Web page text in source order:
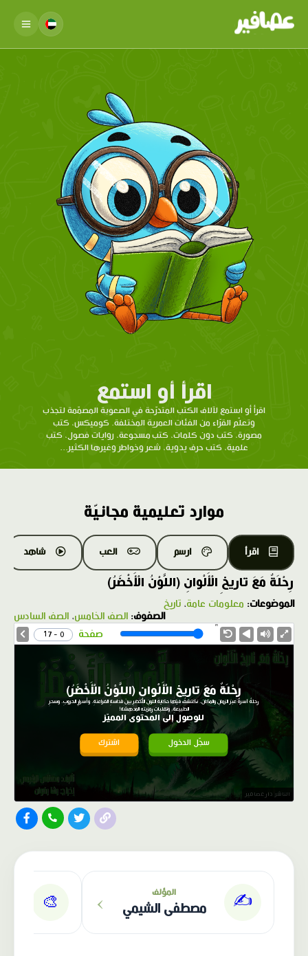
اقرأ أو استمع
اقرأ أو استمع لآلاف الكتب المتدرّحة في الصعوبة المصمّمة لتجذب
وتعلّم القرّاء من الفئات العمرية المختلفة. كوميكس، كتب
مصورة، كتب دون كلمات، كتب مسجوعة، روايات فصول، كتب
علمية، كتب حرف يدوية، شعر وخواطر وغيرها الكثير...
موارد تعليمية مجانيّة
اقرأ ارسم العب شاهد
رِحْلَةٌ مَعَ تاريخِ الْأَلْوانِ (اللَّوْنُ الْأَخْضَرُ)
الموضوعات: معلومات عامة، تاريخ
الصفوف: الصف الخامس، الصف السادس
صفحة 0 - 17
رِحْلَةٌ مَعَ تاريخِ الْأَلْوانِ (اللَّوْنُ الْأَخْضَرُ)
رحلةٌ آسرةٌ عبرَ الزمانِ والمكان، نكتشفُ فيها حكايةَ اللونِ الأخضرِ بينَ قداسةِ الفراعنةِ، وأسرارِ الحروبِ، وسحرِ
الطبيعةِ، وتقلباتِ رمزيتهِ المدهشة!
للوصول إلى المحتوى المميّز
سجّل الدخول اشترك
الناشر: دار عصافير
✍️ المؤلف
مصطفى الشيمي ›
🎨